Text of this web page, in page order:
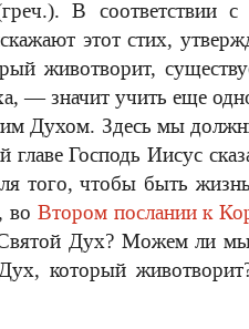
В соответствии с
этот стих,
животворит,
— значит учить еще
Духом. Здесь мы
главе Господь Иисус
того, чтобы быть
во Втором послании к
Дух? Можем ли мы
который